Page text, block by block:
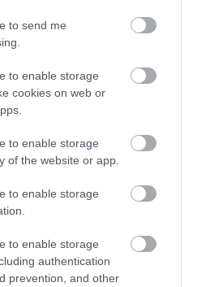
to send me
to enable storage
cookies on web or
to enable storage
of the website or app.
to enable storage
to enable storage
authentication
prevention, and other
került II. Erzsébet
technológiában